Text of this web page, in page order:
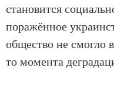
становится
поражённое
общество не смогло
то момента